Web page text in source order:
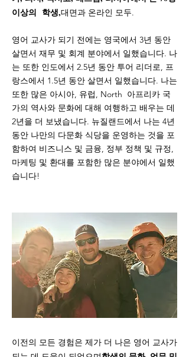
이상의 학생,대면과 온라인 모두.
영어 교사가 되기 전에는 영국에서 3년 동안
살면서 재무 및 회계 분야에서 일했습니다. 나
는 또한 인도에서 2.5년 동안 투어 리더로, 프
랑스에서 1.5년 동안 살면서 일했습니다. 나는
또한 많은 아시아, 유럽, North 아프리카 국
가의 역사와 문화에 대해 여행하고 배우는 데
2년을 더 보냈습니다. 뉴질랜드에서 나는 4년
동안 나만의 다문화 식당을 운영하는 것을 포
함하여 비즈니스 및 금융, 정부 정책 및 규정,
마케팅 및 환대를 포함한 많은 분야에서 일했
습니다!
이전의 모든 경험은 제가 더 나은 영어 교사가